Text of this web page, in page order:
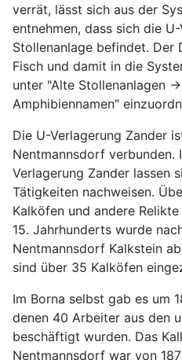
verrät, lässt sich aus der
entnehmen, dass sich die
Stollenanlage befindet. Der
Fisch und damit in die
unter "Alte Stollenanlagen -
Amphibiennamen"
Die U-Verlagerung Zander
Nentmannsdorf verbunden.
Verlagerung Zander lassen
Tätigkeiten nachweisen.
Kalköfen und andere
15. Jahrhunderts wurde
Nentmannsdorf Kalkstein
sind über 35 Kalköfen
Im Borna selbst gab es um
denen 40 Arbeiter aus den
beschäftigt wurden. Das
Nentmannsdorf war von